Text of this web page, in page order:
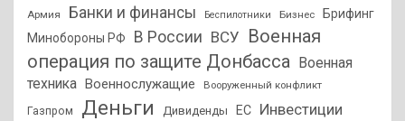
Армия Банки и финансы Беспилотники Бизнес
Брифинг
Минобороны РФ
В России ВСУ Военная
операция по защите Донбасса Военная
техника Военнослужащие Вооруженный конфликт
Газпром Деньги Дивиденды ЕС Инвестиции